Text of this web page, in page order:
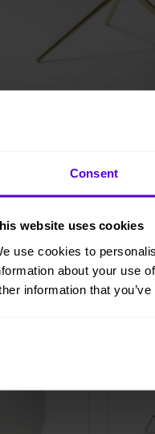
Consent
website uses cookies
use cookies to
about your use
information that